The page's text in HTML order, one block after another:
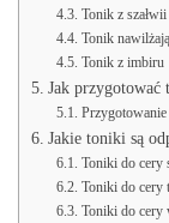
Tonik z szałwii
Tonik
Tonik z imbiru
Jak
Jakie toniki są
Toniki do cery
Toniki do cery
Toniki do cery